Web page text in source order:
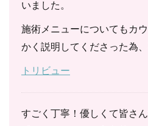
いました。
施術メニューについてもカ
かく説明してくださった為
トリビュー
すごく丁寧！優しくて皆さ